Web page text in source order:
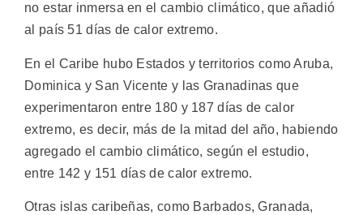
no estar inmersa en el cambio climático, que añadió
al país 51 días de calor extremo.
En el Caribe hubo Estados y territorios como Aruba,
Dominica y San Vicente y las Granadinas que
experimentaron entre 180 y 187 días de calor
extremo, es decir, más de la mitad del año, habiendo
agregado el cambio climático, según el estudio,
entre 142 y 151 días de calor extremo.
Otras islas caribeñas, como Barbados, Granada,